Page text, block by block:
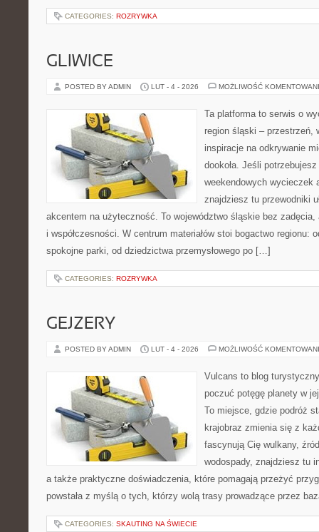
CATEGORIES: ROZRYWKA
GLIWICE
POSTED BY ADMIN LUT - 4 - 2026 MOŻLIWOŚĆ
Ta platforma to serwis o
region śląski – przestrzeń,
inspiracje na odkrywanie
dookoła. Jeśli
weekendowych wycieczek
znajdziesz tu przewodniki
akcentem na użyteczność. To województwo śląskie bez
i współczesności. W centrum materiałów stoi bogactwo regionu:
spokojne parki, od dziedzictwa przemysłowego po […]
CATEGORIES: ROZRYWKA
GEJZERY
POSTED BY ADMIN LUT - 4 - 2026 MOŻLIWOŚĆ
Vulcans to blog
poczuć potęgę planety w
To miejsce, gdzie podróż
krajobraz zmienia się z
fascynują Cię wulkany,
wodospady, znajdziesz tu
a także praktyczne doświadczenia, które pomagają przeżyć
powstała z myślą o tych, którzy wolą trasy prowadzące przez
CATEGORIES: SKAUTING NA ŚWIECIE